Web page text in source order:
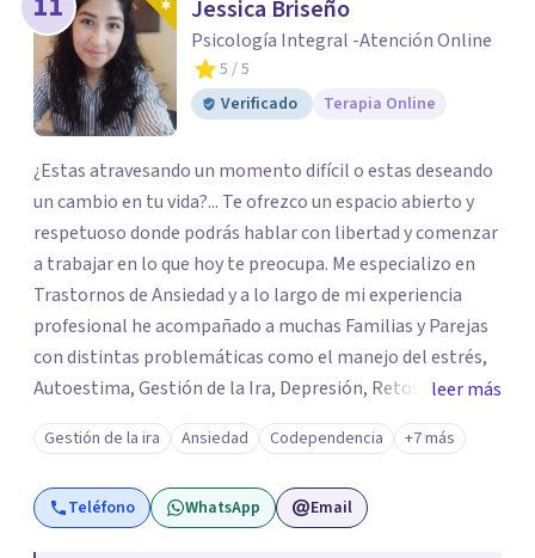
Jessica Briseño
Psicología Integral -Atención Online
5 / 5
Verificado
Terapia Online
¿Estas atravesando un momento difícil o estas deseando
un cambio en tu vida?... Te ofrezco un espacio abierto y
respetuoso donde podrás hablar con libertad y comenzar
a trabajar en lo que hoy te preocupa. Me especializo en
Trastornos de Ansiedad y a lo largo de mi experiencia
profesional he acompañado a muchas Familias y Parejas
con distintas problemáticas como el manejo del estrés,
Autoestima, Gestión de la Ira, Depresión, Retos en la
Crianza, Codependencia, Celos, entre otros. Cuento con
más de 12 años de experiencia en el área de la Salud
mental y he trabajado en distintos contextos clínicos con
niños, Adolescentes y Adultos
leer más
Gestión de la ira Ansiedad Codependencia +7 más
Teléfono WhatsApp Email